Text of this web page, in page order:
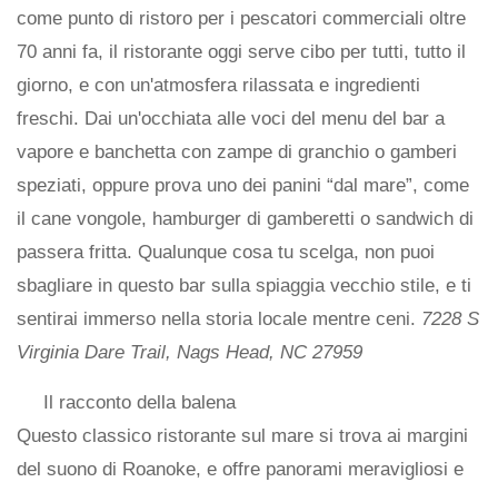
come punto di ristoro per i pescatori commerciali oltre
70 anni fa, il ristorante oggi serve cibo per tutti, tutto il
giorno, e con un'atmosfera rilassata e ingredienti
freschi. Dai un'occhiata alle voci del menu del bar a
vapore e banchetta con zampe di granchio o gamberi
speziati, oppure prova uno dei panini “dal mare”, come
il cane vongole, hamburger di gamberetti o sandwich di
passera fritta. Qualunque cosa tu scelga, non puoi
sbagliare in questo bar sulla spiaggia vecchio stile, e ti
sentirai immerso nella storia locale mentre ceni. 7228 S
Virginia Dare Trail, Nags Head, NC 27959
Il racconto della balena
Questo classico ristorante sul mare si trova ai margini
del suono di Roanoke, e offre panorami meravigliosi e